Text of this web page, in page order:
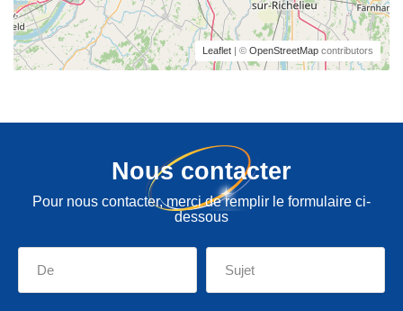
Leaflet | © OpenStreetMap contributors
Nous contacter
Pour nous contacter, merci de remplir le formulaire ci-
dessous